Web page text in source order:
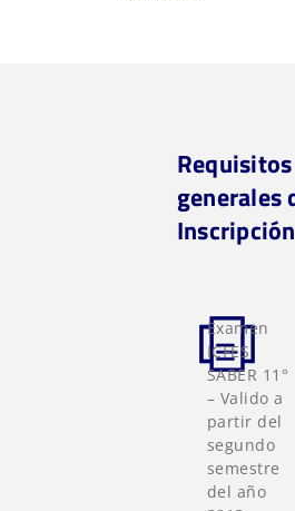
Requisitos
generales
Inscripción
Examen
ICFES
SABER 11°
– Valido a
partir del
segundo
semestre
del año